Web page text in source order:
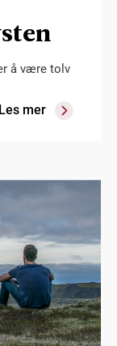
å være tolv
Les mer